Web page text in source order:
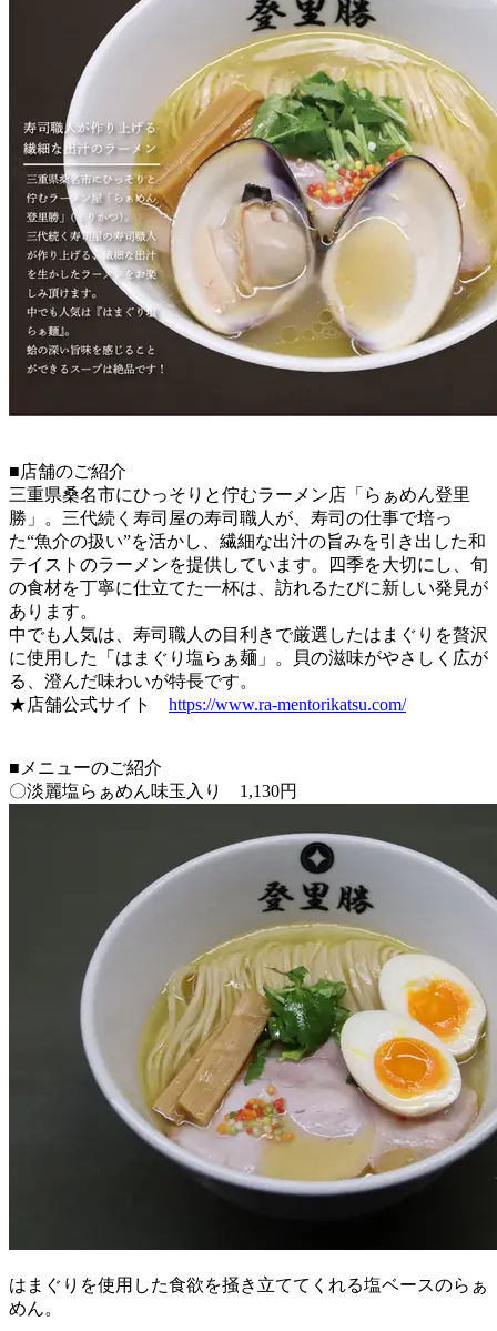
■店舗のご紹介
三重県桑名市にひっそりと佇むラーメン店「らぁめん登里
勝」。三代続く寿司屋の寿司職人が、寿司の仕事で培っ
た“魚介の扱い”を活かし、繊細な出汁の旨みを引き出した和
テイストのラーメンを提供しています。四季を大切にし、旬
の食材を丁寧に仕立てた一杯は、訪れるたびに新しい発見が
あります。
中でも人気は、寿司職人の目利きで厳選したはまぐりを贅沢
に使用した「はまぐり塩らぁ麺」。貝の滋味がやさしく広が
る、澄んだ味わいが特長です。
★店舗公式サイト https://www.ra-mentorikatsu.com/
■メニューのご紹介
〇淡麗塩らぁめん味玉入り 1,130円
はまぐりを使用した食欲を掻き立ててくれる塩ベースのらぁ
めん。